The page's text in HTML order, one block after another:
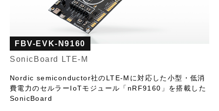
FBV-EVK-N9160
SonicBoard LTE-M
Nordic semiconductor社のLTE-Mに対応した小型・低消
費電力のセルラーIoTモジュール「nRF9160」を搭載した
SonicBoard